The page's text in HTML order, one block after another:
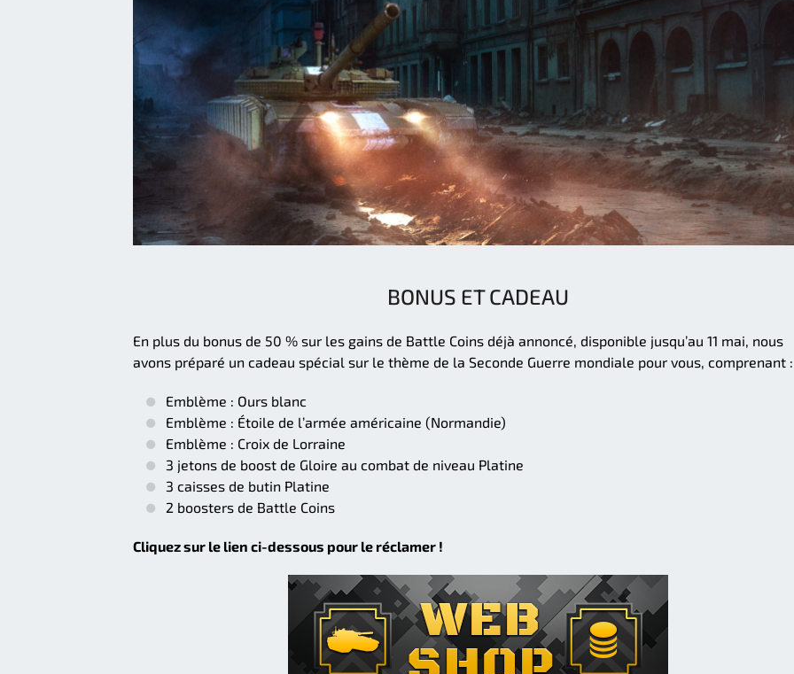
BONUS ET CADEAU
En plus du bonus de 50 % sur les gains de Battle Coins déjà annoncé, disponible jusqu’au 11 mai, nous
avons préparé un cadeau spécial sur le thème de la Seconde Guerre mondiale pour vous, comprenant :
Emblème : Ours blanc
Emblème : Étoile de l’armée américaine (Normandie)
Emblème : Croix de Lorraine
3 jetons de boost de Gloire au combat de niveau Platine
3 caisses de butin Platine
2 boosters de Battle Coins
Cliquez sur le lien ci-dessous pour le réclamer !